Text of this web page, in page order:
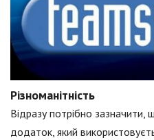
Різноманітність
Відразу потрібно
додаток, який